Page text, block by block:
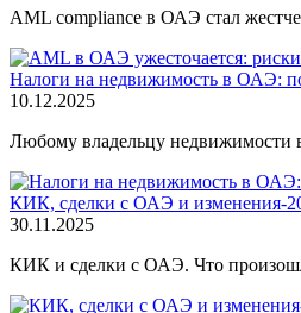
AML compliance в ОАЭ стал
Налоги на недвижимость в ОАЭ:
10.12.2025
Любому владельцу недвижимости
КИК, сделки с ОАЭ и изменения-
30.11.2025
КИК и сделки с ОАЭ. Что